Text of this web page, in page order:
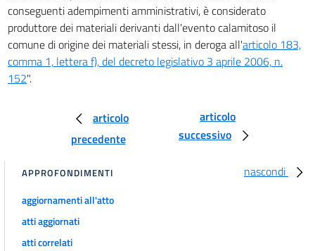
168
169
SEZIONE IV
174
175
176
conseguenti adempimenti amministrativi, è considerato
produttore dei materiali derivanti dall'evento calamitoso il
comune di origine dei materiali stessi, in deroga all'articolo 183,
comma 1, lettera f), del decreto legislativo 3 aprile 2006, n.
152".
articolo
precedente
articolo
successivo
nascondi
APPROFONDIMENTI
aggiornamenti all'atto
atti aggiornati
atti correlati